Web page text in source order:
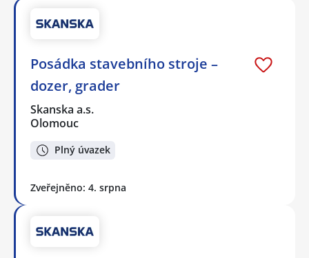
Posádka stavebního stroje –
dozer, grader
Skanska a.s.
Olomouc
Plný úvazek
Zveřejněno: 4. srpna